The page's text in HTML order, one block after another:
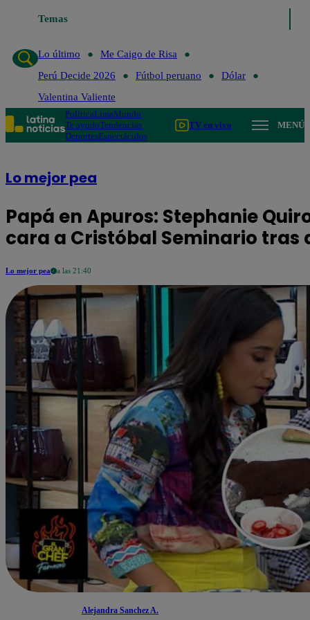
Temas
Lo último
Me Caigo de Risa
Perú Decide 2026
Fútbol peruano
Dólar
Valentina Valiente
PolíticaLimaMundo
Te ayudoTendencias
DeportesEspectáculos
TV en vivo MENÚ
Lo mejor pea
Papá en Apuros: Stephanie
cara a Cristóbal Seminario
Lo mejor pea a las 21:40
Alejandra Sanchez A.